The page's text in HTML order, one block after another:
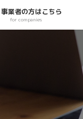
事業者の方はこちら
for companies